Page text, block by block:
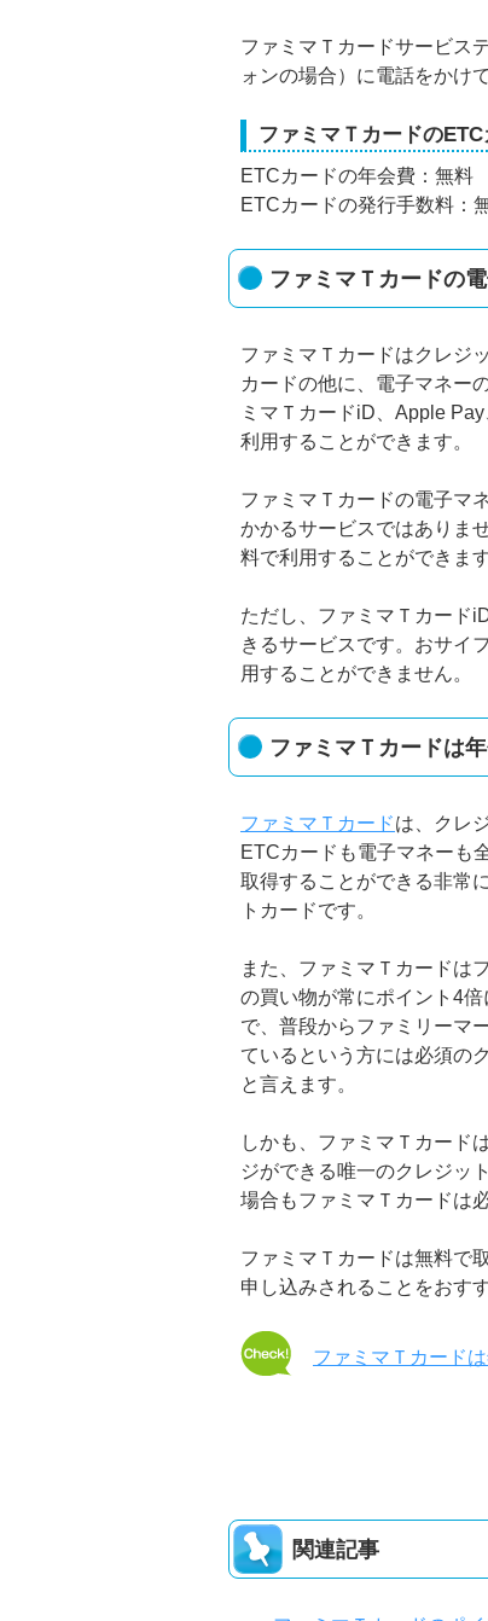
ファミマＴカードサービス
ォンの場合）に電話をかけ
ファミマＴカードの
ETCカードの年会費：無料
ETCカードの発行手数料：
ファミマＴカードの
ファミマＴカードはクレジ
カードの他に、電子マネー
ミマＴカードiD、Apple
利用することができます。
ファミマＴカードの電子マ
かかるサービスではありま
料で利用することができます
ただし、ファミマＴカード
きるサービスです。おサイ
用することができません。
ファミマＴカードは
ファミマＴカードは、クレ
ETCカードも電子マネーも
取得することができる非常
トカードです。
また、ファミマＴカードは
の買い物が常にポイント4
で、普段からファミリーマ
ているという方には必須の
と言えます。
しかも、ファミマＴカード
ジができる唯一のクレジッ
場合もファミマＴカードは
ファミマＴカードは無料で
申し込みされることをおす
ファミマＴカード
関連記事